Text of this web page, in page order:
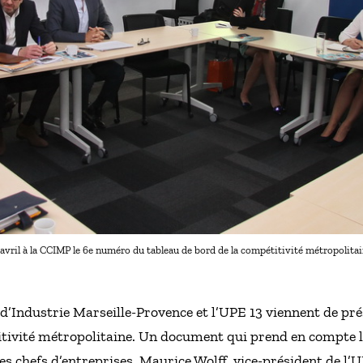
à la CCIMP le 6e numéro du tableau de bord de la compétitivité
Marseille-Provence et l’UPE 13 viennent de
métropolitaine. Un document qui prend en compte